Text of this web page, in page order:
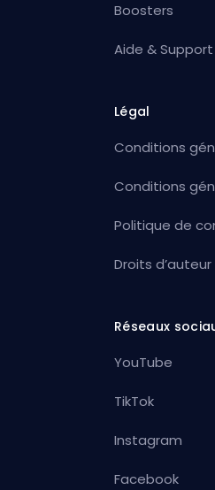
Boosters
Aide & Support
Légal
Conditions
Conditions
Politique de
Droits d’auteur
Réseaux
YouTube
TikTok
Instagram
Facebook